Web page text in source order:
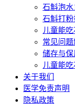
石斛泡
石斛打粉
儿童能
常见问
储存与保
儿童能
关于我们
医学免责声明
隐私政策